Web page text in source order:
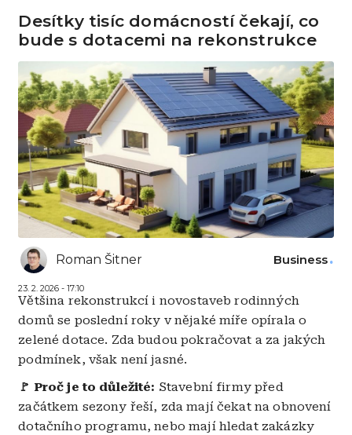
Desítky tisíc domácností čekají, co
bude s dotacemi na rekonstrukce
Roman Šitner
23. 2. 2026 - 17:10
Business
Většina rekonstrukcí i novostaveb rodinných
domů se poslední roky v nějaké míře opírala o
zelené dotace. Zda budou pokračovat a za jakých
podmínek, však není jasné.
🚩 Proč je to důležité: Stavební firmy před
začátkem sezony řeší, zda mají čekat na obnovení
dotačního programu, nebo mají hledat zakázky